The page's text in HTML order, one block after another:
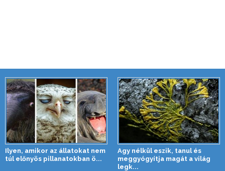
Ilyen, amikor az állatokat nem
túl előnyös pillanatokban ö...
Agy nélkül eszik, tanul és
meggyógyítja magát a világ
legk...